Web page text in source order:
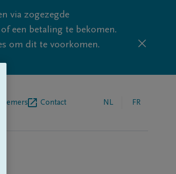
via zogezegde
een betaling te bekomen.
om dit te voorkomen.
Contact NL FR